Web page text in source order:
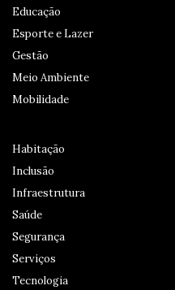
Educação
Esporte e Lazer
Gestão
Meio Ambiente
Mobilidade
Habitação
Inclusão
Infraestrutura
Saúde
Segurança
Serviços
Tecnologia